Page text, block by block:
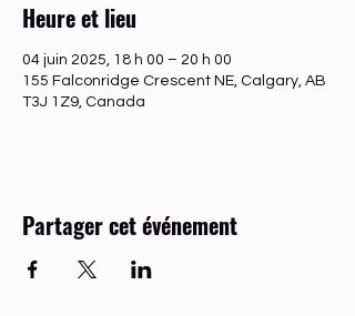
Heure et lieu
04 juin 2025, 18 h 00 – 20 h 00
155 Falconridge Crescent NE, Calgary, AB
T3J 1Z9, Canada
Partager cet événement